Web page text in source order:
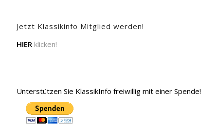
Jetzt Klassikinfo Mitglied werden!
HIER klicken!
Unterstützen Sie KlassikInfo freiwillig mit einer Spende!